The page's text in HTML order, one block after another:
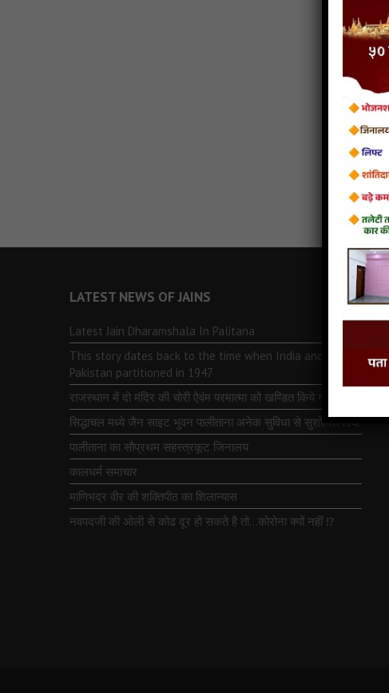
LATEST NEWS OF JAINS
Latest Jain Dharamshala In Palitana
This story dates back to the time when India and
Pakistan partitioned in 1947
राजस्थान में दो मंदिर की चोरी ऐवंम परमात्मा को खण्डित किये गये
सिद्धाचल मध्ये जैन साइट भुवन पालीताना अनेक सुविधा से सुशोभित तीर्थ.
पालीताना का सौप्रथम सहस्त्रकूट जिनालय
कालधर्म समाचार
माणिभद्र वीर की शक्तिपीठ का शिलान्यास
नवपदजी की ओली से कोढ दूर हो सकते है तो…कोरोना क्यों नहीं ⁉️